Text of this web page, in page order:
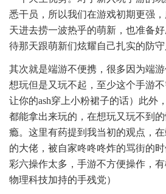
悉干员，所以我们在游戏初期更强
天进去捞一波热乎的萌新，也准备
待那天跟萌新们炫耀自己扎实的防守
其次就是端游不便携，很多因为端
想玩但是又玩不起，至少这个手游
让你的ash穿上小粉裙子的话）此外
都能拿出来玩的，在想玩又玩不到
瘾。这里有药提到我当初的观点，
的大佬，被自家咚咚咚炸的骂街的
彩六操作太多，手游不方便操作，
物理科技加持的手残党）